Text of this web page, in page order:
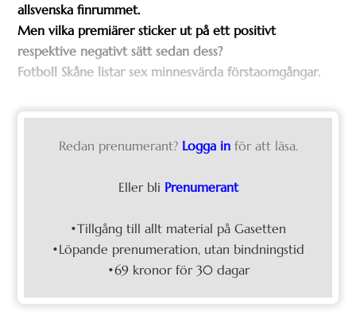
allsvenska finrummet.
Men vilka premiärer sticker ut på ett positivt
respektive negativt sätt sedan dess?
Fotboll Skåne listar sex minnesvärda förstaomgångar.
Redan prenumerant? Logga in för att läsa.
Eller bli Prenumerant
•Tillgång till allt material på Gasetten
•Löpande prenumeration, utan bindningstid
•69 kronor för 30 dagar